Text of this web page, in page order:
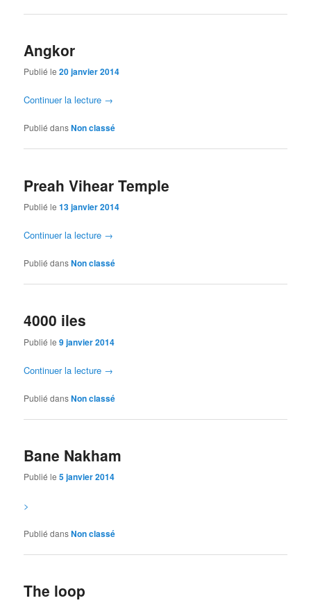
Angkor
Publié le20 janvier 2014
Continuer la lecture →
Publié dansNon classé
Preah Vihear Temple
Publié le13 janvier 2014
Continuer la lecture →
Publié dansNon classé
4000 iles
Publié le9 janvier 2014
Continuer la lecture →
Publié dansNon classé
Bane Nakham
Publié le5 janvier 2014
>
Publié dansNon classé
The loop